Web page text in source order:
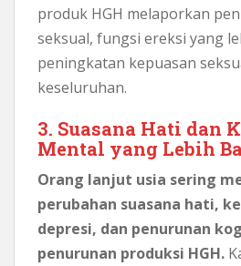
produk HGH melaporkan
seksual, fungsi ereksi yang
peningkatan kepuasan
keseluruhan.
3. Suasana Hati dan
Mental yang Lebih
Orang lanjut usia sering
perubahan suasana hati,
depresi, dan penurunan
penurunan produksi HGH.